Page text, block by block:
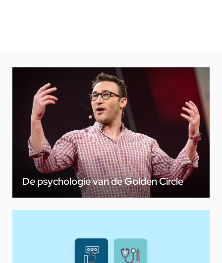
De psychologie van de Golden Circle